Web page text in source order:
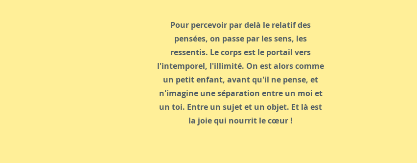
Pour percevoir par delà le relatif des
pensées, on passe par les sens, les
ressentis. Le corps est le portail vers
l'intemporel, l'illimité. On est alors comme
un petit enfant, avant qu'il ne pense, et
n'imagine une séparation entre un moi et
un toi. Entre un sujet et un objet. Et là est
la joie qui nourrit le cœur !